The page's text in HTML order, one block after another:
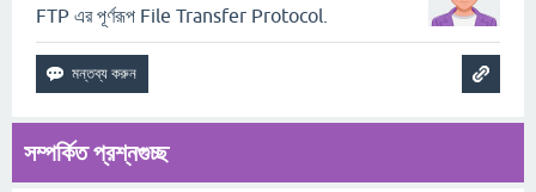
FTP এর পূর্ণরূপ File Transfer Protocol.
সম্পর্কিত প্রশ্নগুচ্ছ